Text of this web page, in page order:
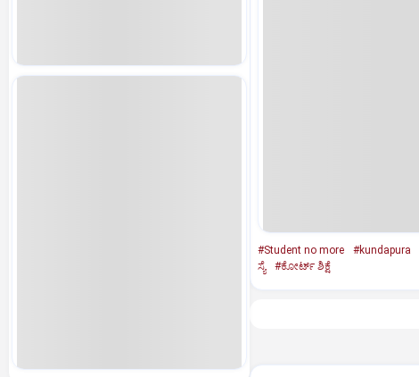
#Student no more #kundapura
ಸ್ಯೆ
#ಕೋರ್ಟ್‌ ಶಿಕ್ಷೆ